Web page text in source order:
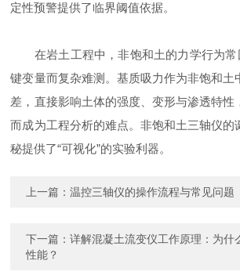
定性预警提供了临界阈值依据。
在岩土工程中，非饱和土的力学行为常
键变量而复杂难测。基质吸力作为非饱和土
差，直接影响土体的强度、变形与渗透特性
而成为工程分析的难点。非饱和土三轴仪的
秘提供了“可视化”的实验利器。
上一篇：温控三轴仪的操作流程与常见问题
下一篇：详解混凝土流变仪工作原理：为什
性能？